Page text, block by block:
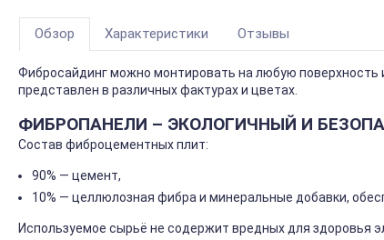
Обзор Характеристики Отзывы
Фибросайдинг можно монтировать на любую
представлен в различных фактурах и цветах.
ФИБРОПАНЕЛИ – ЭКОЛОГИЧНЫЙ И
Состав фиброцементных плит:
90% — цемент,
10% — целлюлозная фибра и минеральные добавки,
Используемое сырьё не содержит вредных для здоровья